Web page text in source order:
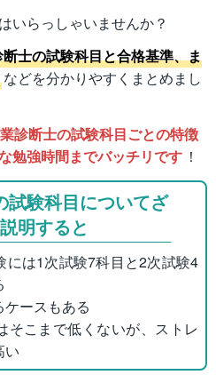
いらっしゃいませんか？
士の試験科目と合格基準、ま
などを分かりやすくまとめまし
診断士の試験科目ごとの特徴
勉強時間までバッチリです ！
試験科目についてざ
明すると
には1次試験7科目と2次試験4
ースもある
そこまで低くないが、ストレ
い